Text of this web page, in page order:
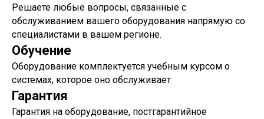
Решаете любые вопросы, связанные с
обслуживанием вашего оборудования напрямую со
специалистами в вашем регионе.
Обучение
Оборудование комплектуется учебным курсом о
системах, которое оно обслуживает
Гарантия
Гарантия на оборудование, постгарантийное